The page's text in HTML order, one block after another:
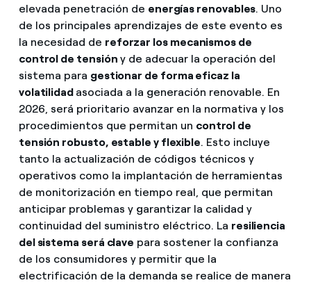
elevada penetración de energías renovables. Uno
de los principales aprendizajes de este evento es
la necesidad de reforzar los mecanismos de
control de tensión y de adecuar la operación del
sistema para gestionar de forma eficaz la
volatilidad asociada a la generación renovable. En
2026, será prioritario avanzar en la normativa y los
procedimientos que permitan un control de
tensión robusto, estable y flexible. Esto incluye
tanto la actualización de códigos técnicos y
operativos como la implantación de herramientas
de monitorización en tiempo real, que permitan
anticipar problemas y garantizar la calidad y
continuidad del suministro eléctrico. La resiliencia
del sistema será clave para sostener la confianza
de los consumidores y permitir que la
electrificación de la demanda se realice de manera